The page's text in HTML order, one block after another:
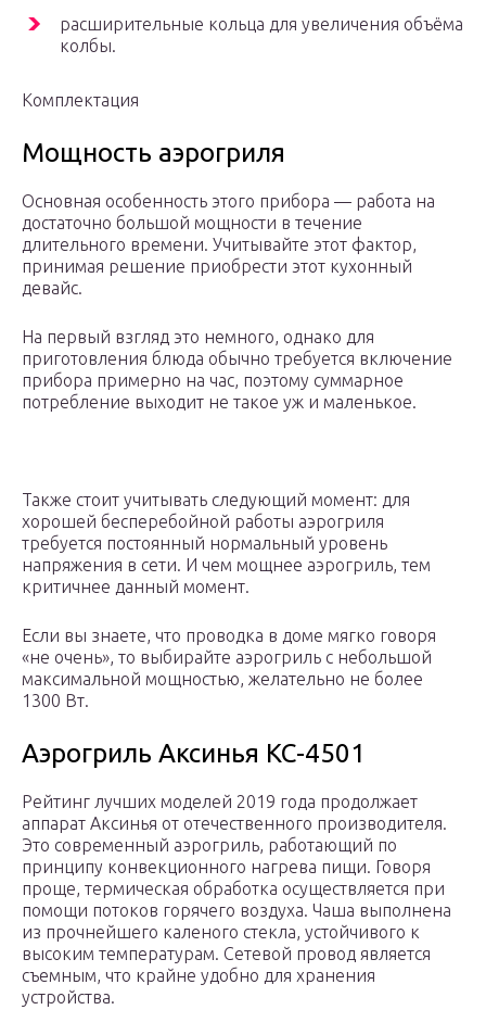
расширительные кольца для увеличения объёма
колбы.
Комплектация
Мощность аэрогриля
Основная особенность этого прибора — работа на
достаточно большой мощности в течение
длительного времени. Учитывайте этот фактор,
принимая решение приобрести этот кухонный
девайс.
На первый взгляд это немного, однако для
приготовления блюда обычно требуется включение
прибора примерно на час, поэтому суммарное
потребление выходит не такое уж и маленькое.
Также стоит учитывать следующий момент: для
хорошей бесперебойной работы аэрогриля
требуется постоянный нормальный уровень
напряжения в сети. И чем мощнее аэрогриль, тем
критичнее данный момент.
Если вы знаете, что проводка в доме мягко говоря
«не очень», то выбирайте аэрогриль с небольшой
максимальной мощностью, желательно не более
1300 Вт.
Аэрогриль Аксинья КС-4501
Рейтинг лучших моделей 2019 года продолжает
аппарат Аксинья от отечественного производителя.
Это современный аэрогриль, работающий по
принципу конвекционного нагрева пищи. Говоря
проще, термическая обработка осуществляется при
помощи потоков горячего воздуха. Чаша выполнена
из прочнейшего каленого стекла, устойчивого к
высоким температурам. Сетевой провод является
съемным, что крайне удобно для хранения
устройства.